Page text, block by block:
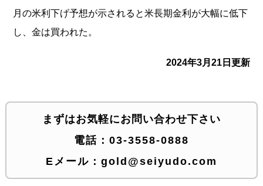
月の米利下げ予想が示されると米長期金利が大幅に低下
し、金は買われた。
2024年3月21日更新
まずはお気軽にお問い合わせ下さい
電話： 03-3558-0888
Eメール： gold@seiyudo.com